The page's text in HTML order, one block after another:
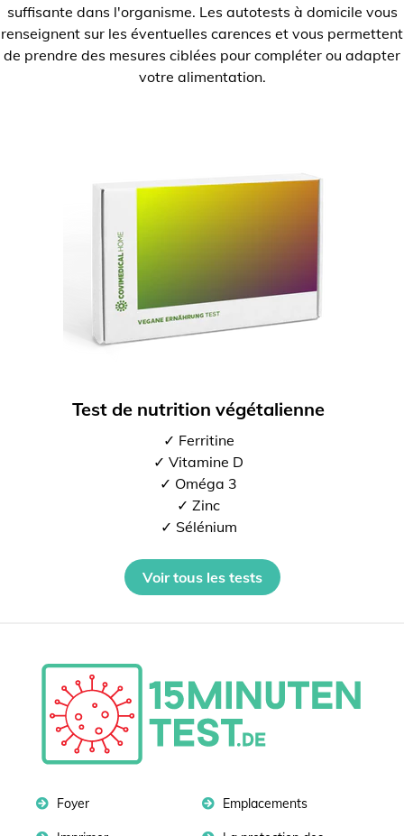
suffisante dans l'organisme. Les autotests à domicile vous
renseignent sur les éventuelles carences et vous permettent
de prendre des mesures ciblées pour compléter ou adapter
votre alimentation.
Test de nutrition végétalienne
✓ Ferritine
✓ Vitamine D
✓ Oméga 3
✓ Zinc
✓ Sélénium
Voir tous les tests
Foyer Emplacements